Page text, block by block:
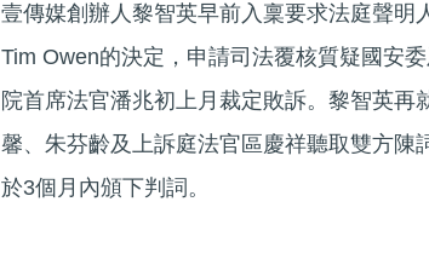
壹傳媒創辦人黎智英早前入稟要求法庭聲明
Tim Owen的決定，申請司法覆核質疑國安
院首席法官潘兆初上月裁定敗訴。黎智英
馨、朱芬齡及上訴庭法官區慶祥聽取雙方
於3個月內頒下判詞。